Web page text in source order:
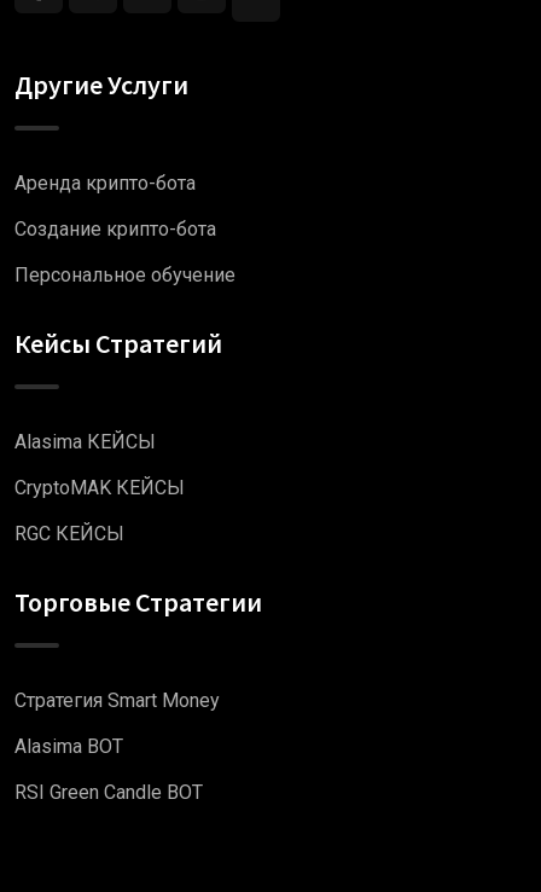
Другие Услуги
Аренда крипто-бота
Создание крипто-бота
Персональное обучение
Кейсы Стратегий
Alasima КЕЙСЫ
CryptoMAK КЕЙСЫ
RGC КЕЙСЫ
Торговые Стратегии
Стратегия Smart Money
Alasima BOT
RSI Green Candle BOT